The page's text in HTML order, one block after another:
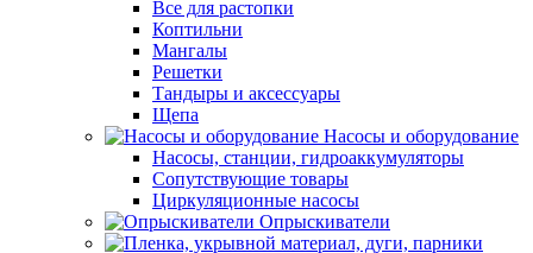
Все для растопки
Коптильни
Мангалы
Решетки
Тандыры и аксессуары
Щепа
Насосы и оборудование
Насосы, станции, гидроаккумуляторы
Сопутствующие товары
Циркуляционные насосы
Опрыскиватели